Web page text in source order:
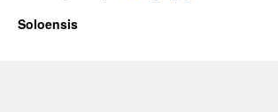
Soloensis